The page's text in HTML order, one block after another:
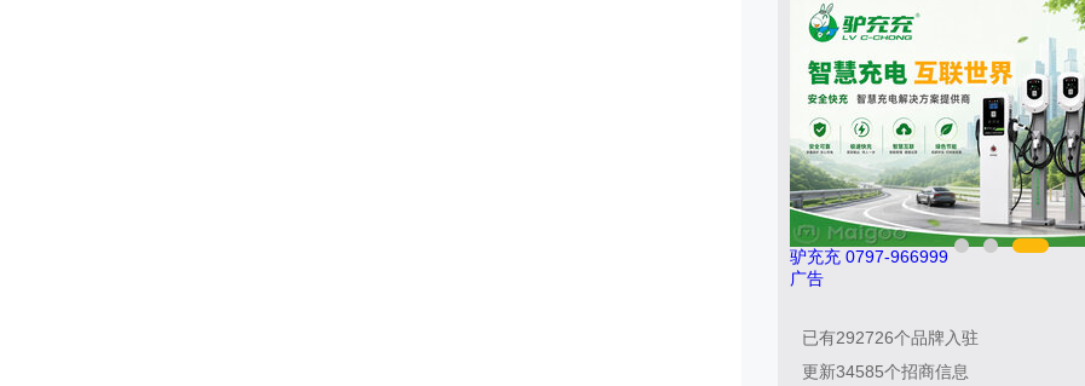
索邦管Suban 021-5718000
广告
已有292726个品牌入驻
更新34585个招商信息